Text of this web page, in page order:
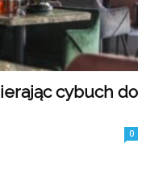
cybuch do
0